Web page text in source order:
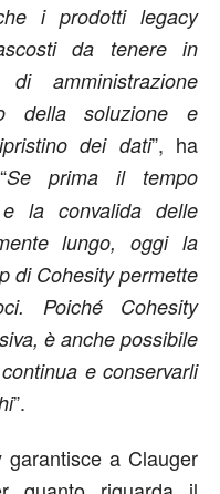
i prodotti legacy
da tenere in
amministrazione
della soluzione e
dei dati”, ha
Se prima il tempo
la convalida delle
lungo, oggi la
di Cohesity permette
Poiché Cohesity
è anche possibile
e conservarli
”.
a Clauger